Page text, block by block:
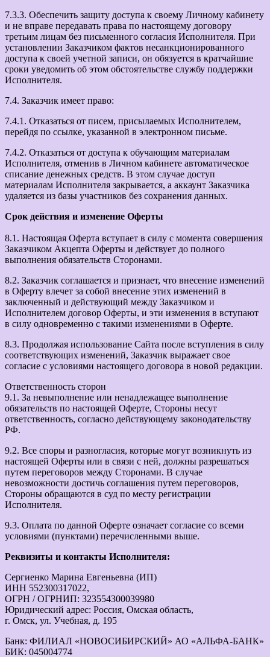
7.3.3. Обеспечить защиту доступа к своему Личному кабинету
и не вправе передавать права по настоящему договору
третьим лицам без письменного согласия Исполнителя. При
установлении Заказчиком фактов несанкционированного
доступа к своей учетной записи, он обязуется в кратчайшие
сроки уведомить об этом обстоятельстве службу поддержки
Исполнителя.
7.4. Заказчик имеет право:
7.4.1. Отказаться от писем, присылаемых Исполнителем,
перейдя по ссылке, указанной в электронном письме.
7.4.2. Отказаться от доступа к обучающим материалам
Исполнителя, отменив в Личном кабинете автоматическое
списание денежных средств. В этом случае доступ
материалам Исполнителя закрывается, а аккаунт Заказчика
удаляется из базы участников без сохранения данных.
Срок действия и изменение Оферты
8.1. Настоящая Оферта вступает в силу с момента совершения
Заказчиком Акцепта Оферты и действует до полного
выполнения обязательств Сторонами.
8.2. Заказчик соглашается и признает, что внесение изменений
в Оферту влечет за собой внесение этих изменений в
заключенный и действующий между Заказчиком и
Исполнителем договор Оферты, и эти изменения в вступают
в силу одновременно с такими изменениями в Оферте.
8.3. Продолжая использование Сайта после вступления в силу
соответствующих изменений, Заказчик выражает свое
согласие с условиями настоящего договора в новой редакции.
Ответственность сторон
9.1. За невыполнение или ненадлежащее выполнение
обязательств по настоящей Оферте, Стороны несут
ответственность, согласно действующему законодательству
РФ.
9.2. Все споры и разногласия, которые могут возникнуть из
настоящей Оферты или в связи с ней, должны разрешаться
путем переговоров между Сторонами. В случае
невозможности достичь соглашения путем переговоров,
Стороны обращаются в суд по месту регистрации
Исполнителя.
9.3. Оплата по данной Оферте означает согласие со всеми
условиями (пунктами) перечисленными выше.
Реквизиты и контакты Исполнителя:
Сергиенко Марина Евгеньевна (ИП)
ИНН 552300317022,
ОГРН / ОГРНИП: 323554300039980
Юридический адрес: Россия, Омская область,
г. Омск, ул. Учебная, д. 195
Банк: ФИЛИАЛ «НОВОСИБИРСКИЙ» АО «АЛЬФА-БАНК»
БИК: 045004774